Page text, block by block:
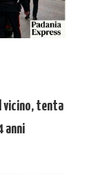
vicino, tenta
anni